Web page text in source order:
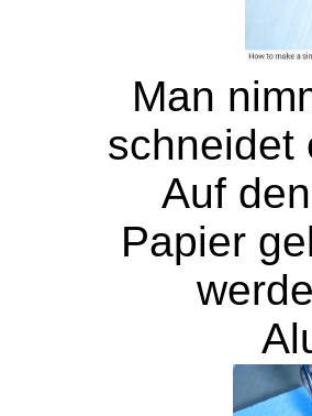
Man
schneidet
Auf
Papier